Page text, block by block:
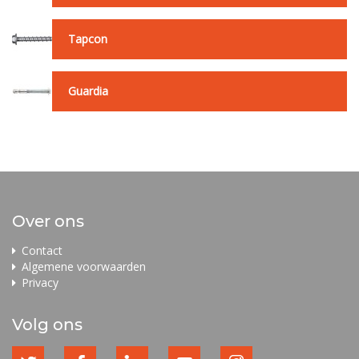
Tapcon
Guardia
Over ons
Contact
Algemene voorwaarden
Privacy
Volg ons